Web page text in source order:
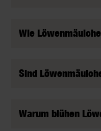
Wie
Sind
Warum blühen